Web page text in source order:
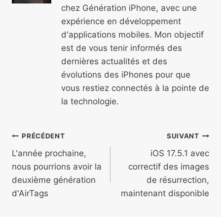
chez Génération iPhone, avec une
expérience en développement
d'applications mobiles. Mon objectif
est de vous tenir informés des
dernières actualités et des
évolutions des iPhones pour que
vous restiez connectés à la pointe de
la technologie.
Navigation
de
l’article
PRÉCÉDENT
L'année prochaine,
nous pourrions avoir la
deuxième génération
d'AirTags
SUIVANT
iOS 17.5.1 avec
correctif des images
de résurrection,
maintenant disponible